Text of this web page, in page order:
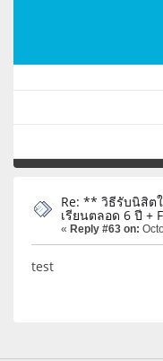
Re: ** วิธีรับนิสิต
เรียนตลอด 6 ปี +
« Reply #63 on:
test